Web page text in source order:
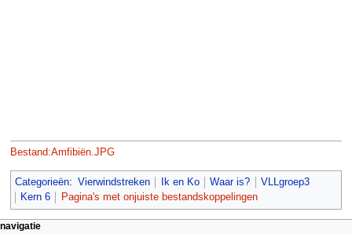
Bestand:Amfibiën.JPG
Categorieën: Vierwindstreken Ik en Ko Waar is?
VLLgroep3
Kern 6
Pagina's met onjuiste bestandskoppelingen
N
pagina-handelingen
persoonlijke hulpmiddelen
navigatie